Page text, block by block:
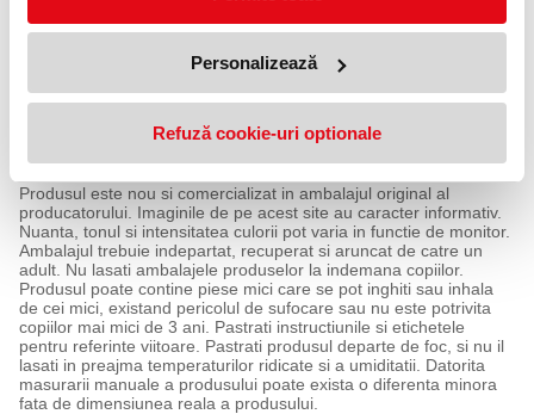
Personalizează
Refuză cookie-uri optionale
capacitatii copiilor de a percepe combinarea culorilor, pentru
relaxare si ameliorarea stresului.
Specificatii:
Greutate produs in ambalaj: 0,500 kg
Produsul este nou si comercializat in ambalajul original al
producatorului. Imaginile de pe acest site au caracter informativ.
Nuanta, tonul si intensitatea culorii pot varia in functie de monitor.
Ambalajul trebuie indepartat, recuperat si aruncat de catre un
adult. Nu lasati ambalajele produselor la indemana copiilor.
Produsul poate contine piese mici care se pot inghiti sau inhala
de cei mici, existand pericolul de sufocare sau nu este potrivita
copiilor mai mici de 3 ani. Pastrati instructiunile si etichetele
pentru referinte viitoare. Pastrati produsul departe de foc, si nu il
lasati in preajma temperaturilor ridicate si a umiditatii. Datorita
masurarii manuale a produsului poate exista o diferenta minora
fata de dimensiunea reala a produsului.